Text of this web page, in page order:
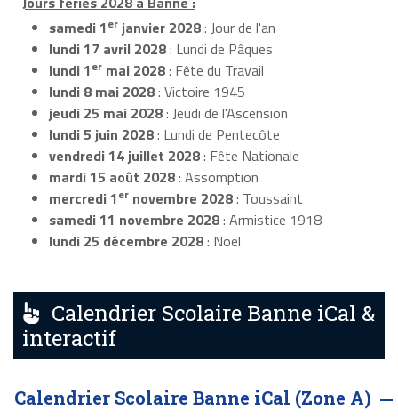
samedi 1er janvier 2028: Jour de l'an
lundi 17 avril 2028: Lundi de Pâques
lundi 1er mai 2028: Fête du Travail
lundi 8 mai 2028: Victoire 1945
jeudi 25 mai 2028: Jeudi de l'Ascension
lundi 5 juin 2028: Lundi de Pentecôte
vendredi 14 juillet 2028: Fête Nationale
mardi 15 août 2028: Assomption
mercredi 1er novembre 2028: Toussaint
samedi 11 novembre 2028: Armistice 1918
lundi 25 décembre 2028: Noël
Calendrier Scolaire Banne iCal &
interactif
Calendrier Scolaire Banne iCal (Zone A)